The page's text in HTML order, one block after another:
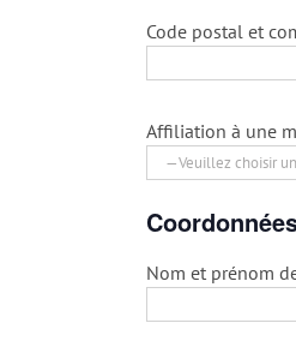
Code postal et
Affiliation à une
Nom et prénom